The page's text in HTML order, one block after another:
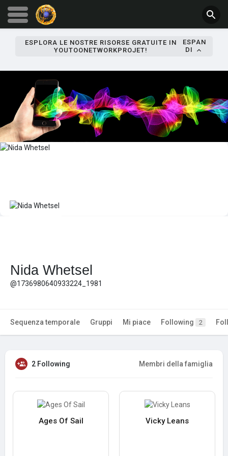
ESPLORA LE NOSTRE RISORSE GRATUITE IN
YOUTOONETWORKPROJET!
ESPAN
DI
Nida Whetsel
@1736980640933224_1981
Sequenza temporale Gruppi Mi piace Following 2
2 Following Membri della famiglia
Ages Of Sail Vicky Leans